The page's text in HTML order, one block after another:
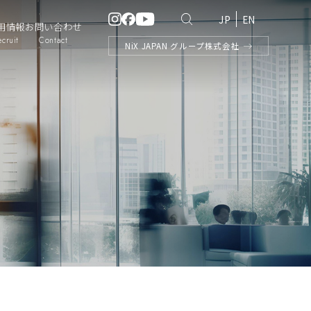
情報お問い合わせ
Contact
EN
JP
NiX JAPAN グループ株式会社